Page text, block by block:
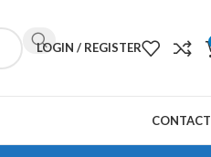
LOGIN / REGISTER
CONTACT